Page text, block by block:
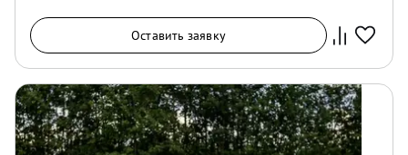
Оставить заявку